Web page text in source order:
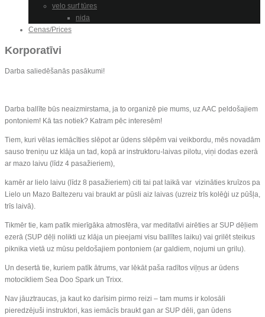
velo surf tūres
nida
Cenas/Prices
Korporatīvi
Darba saliedēšanās pasākumi!
Darba ballīte būs neaizmirstama, ja to organizē pie mums, uz AAC peldošajiem
pontoniem! Kā tas notiek? Katram pēc interesēm!
Tiem, kuri vēlas iemācīties slēpot ar ūdens slēpēm vai veikbordu, mēs novadām
sauso treniņu uz klāja un tad, kopā ar instruktoru-laivas pilotu, viņi dodas ezerā
ar mazo laivu (līdz 4 pasažieriem),
kamēr ar lielo laivu (līdz 8 pasažieriem) citi tai pat laikā var vizināties kruīzos pa
Lielo un Mazo Baltezeru vai braukt ar pūsli aiz laivas (uzreiz trīs kolēģi uz pūšļa,
trīs laivā).
Tikmēr tie, kam patīk mierīgāka atmosfēra, var meditatīvi airēties ar SUP dēļiem
ezerā (SUP dēļi nolikti uz klāja un pieejami visu ballītes laiku) vai grilēt steikus
piknika vietā uz mūsu peldošajiem pontoniem (ar galdiem, nojumi un grilu).
Un desertā tie, kuriem patīk ātrums, var lēkāt paša radītos viļņus ar ūdens
motocikliem Sea Doo Spark un Trixx.
Nav jāuztraucas, ja kaut ko darīsim pirmo reizi – tam mums ir kolosāli
pieredzējuši instruktori, kas iemācīs braukt gan ar SUP dēli, gan ūdens